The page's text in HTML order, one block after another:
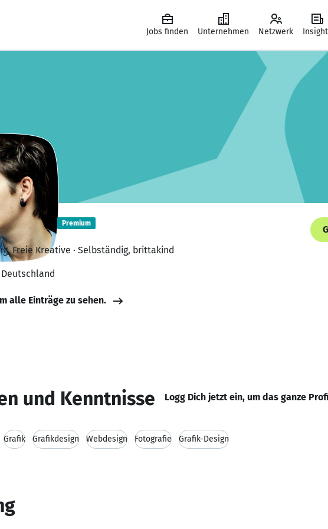
Jobs finden Unternehmen Netzwerk
Premium
Freie Kreative · Selbständig, brittakind
alle Einträge zu sehen.
und Kenntnisse Logg Dich jetzt ein, um das ganze
Grafik Grafikdesign Webdesign Fotografie Grafik-Design